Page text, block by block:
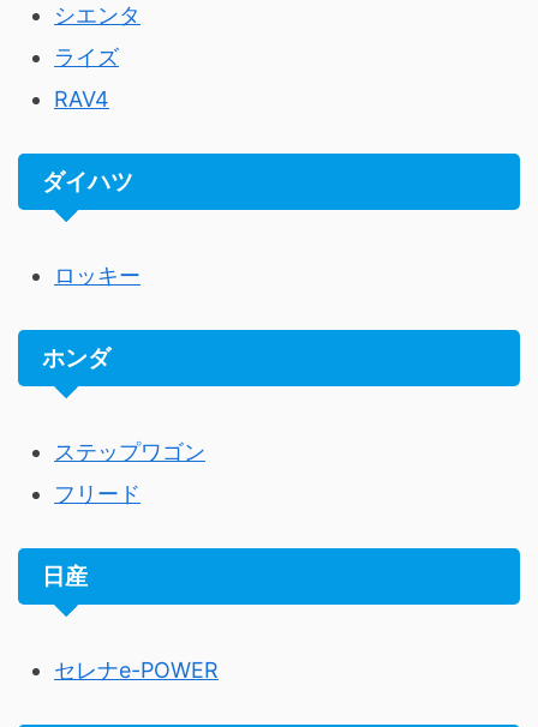
シエンタ
ライズ
RAV4
ダイハツ
ロッキー
ホンダ
ステップワゴン
フリード
日産
セレナe-POWER